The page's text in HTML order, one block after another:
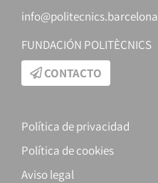
info@politecnics.barcelona
FUNDACIÓN POLITÈCNICS
CONTACTO
Política de privacidad
Política de cookies
Aviso legal